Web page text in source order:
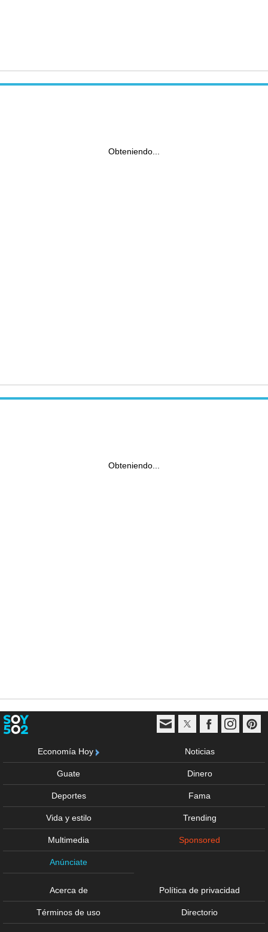
Obteniendo...
Obteniendo...
Economía Hoy Noticias
Guate Dinero
Deportes Fama
Vida y estilo Trending
Multimedia Sponsored
Anúnciate
Acerca de Política de privacidad
Términos de uso Directorio